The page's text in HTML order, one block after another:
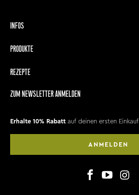
INFOS
PRODUKTE
REZEPTE
ZUM NEWSLETTER ANMELDEN
Erhalte 10% Rabatt auf deinen ersten Einkauf.
ANMELDEN